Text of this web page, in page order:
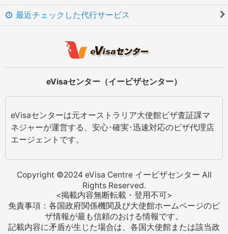
最近チェックした代行サービス
eVisaセンター（イービザセンター）
eVisaセンターは元オーストラリア大使館ビザ査証課マ
ネジャーが運営する、安心･確実･迅速対応のビザ代理店
エージェントです。
Copyright ©2024 eVisa Centre イービザセンター All
Rights Reserved.
<掲載内容無断転載・登用不可>
免責事項：各国政府関係機関及び大使館ホームページのビ
ザ情報が最も信頼のおける情報です。
記載内容に矛盾が生じた場合は、各国大使館または該当政